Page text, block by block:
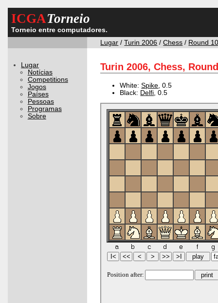
ICGATorneio
Torneio entre computadores.
Lugar /Turin 2006 /Chess / Round
Lugar
Notícias
Competitions
Jogos
Países
Pessoas
Programas
Sobre
Turin 2006, Chess,
White:Spike , 0.5
Black: Delfi , 0.5